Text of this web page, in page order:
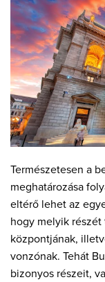
Természetesen a
meghatározása
eltérő lehet az
hogy melyik
központjának,
vonzónak. Tehát
bizonyos részeit,